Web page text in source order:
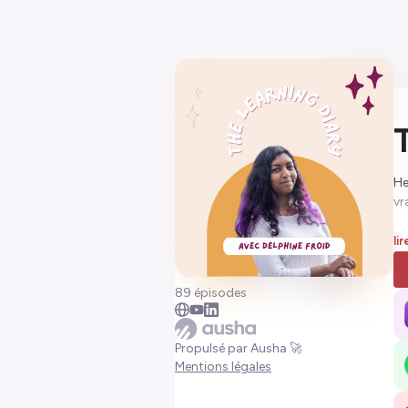
89 épisodes
Propulsé par Ausha 🚀
Mentions légales